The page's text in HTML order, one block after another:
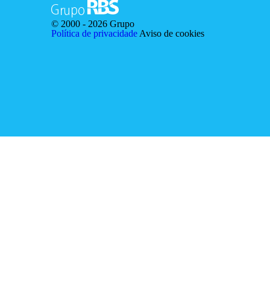
© 2000 - 2026 Grupo
Política de privacidade Aviso de cookies